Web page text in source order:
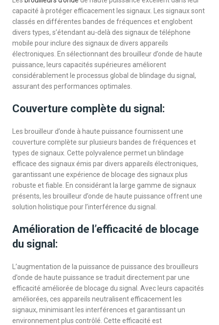
capacité à protéger efficacement les signaux. Les signaux sont
classés en différentes bandes de fréquences et englobent
divers types, s’étendant au-delà des signaux de téléphone
mobile pour inclure des signaux de divers appareils
électroniques. En sélectionnant des brouilleur d’onde de haute
puissance, leurs capacités supérieures améliorent
considérablement le processus global de blindage du signal,
assurant des performances optimales.
Couverture complète du signal:
Les brouilleur d’onde à haute puissance fournissent une
couverture complète sur plusieurs bandes de fréquences et
types de signaux. Cette polyvalence permet un blindage
efficace des signaux émis par divers appareils électroniques,
garantissant une expérience de blocage des signaux plus
robuste et fiable. En considérant la large gamme de signaux
présents, les brouilleur d’onde de haute puissance offrent une
solution holistique pour l’interférence du signal.
Amélioration de l’efficacité de blocage
du signal:
L’augmentation de la puissance de puissance des brouilleurs
d’onde de haute puissance se traduit directement par une
efficacité améliorée de blocage du signal. Avec leurs capacités
améliorées, ces appareils neutralisent efficacement les
signaux, minimisant les interférences et garantissant un
environnement plus contrôlé. Cette efficacité est